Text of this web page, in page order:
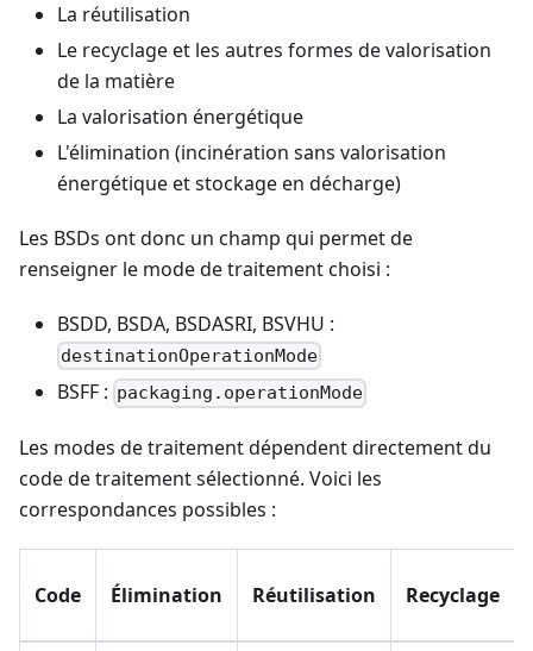
La réutilisation
Le recyclage et les autres formes de valorisation
de la matière
La valorisation énergétique
L'élimination (incinération sans valorisation
énergétique et stockage en décharge)
Les BSDs ont donc un champ qui permet de
renseigner le mode de traitement choisi :
BSDD, BSDA, BSDASRI, BSVHU :
destinationOperationMode
BSFF : packaging.operationMode
Les modes de traitement dépendent directement du
code de traitement sélectionné. Voici les
correspondances possibles :
Code Élimination Réutilisation Recyclage